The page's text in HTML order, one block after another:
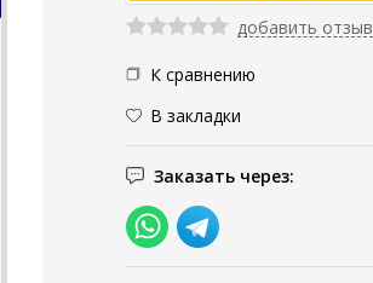
добавить отзыв
К сравнению
В закладки
Заказать через: